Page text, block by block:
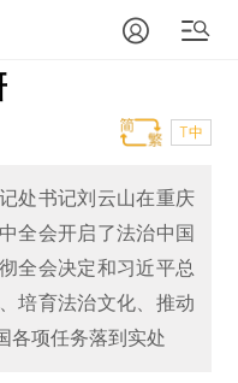
T中
处书记刘云山在重庆
全会开启了法治中国
全会决定和习近平总
培育法治文化、推动
各项任务落到实处